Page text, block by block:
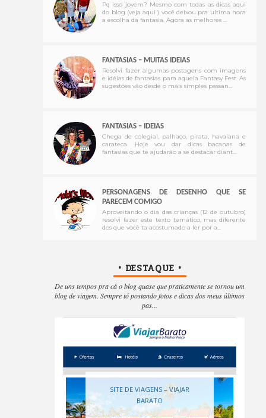
Pq isso jovem? Mesmo com todas as dicas aqui
do blog (veja aqui ) você deixou pra ultima hora
a escolha da fantasia. Agora as melhores ...
FANTASIAS – MUITAS IDEIAS
Resolvi fazer algumas postagens com imagens
e idéias de fantasias para aquela Fantasy Fest. As
sugestões vão desde o mais simples passan...
FANTASIAS – IDEIAS
Chega de colegial, palhaço, pirata, havaiana e
carateca. Hoje vou dar dicas bacanas de
fantasias que te ajudarão a se destacar diant...
PERSONAGENS DE DESENHO QUE SE
PARECEM COMIGO
Aproveitando o dia das crianças (12 de outubro)
resolvi fazer este texto temático, mas diferente
dos que você ta acostumado a ler por a...
• DESTAQUE •
SITE DE VIAGENS – VIAJAR
BARATO
De uns tempos pra cá o blog quase que praticamente se tornou um
blog de viagem. Sempre tó postando fotos e dicas dos meus últimos
pas...